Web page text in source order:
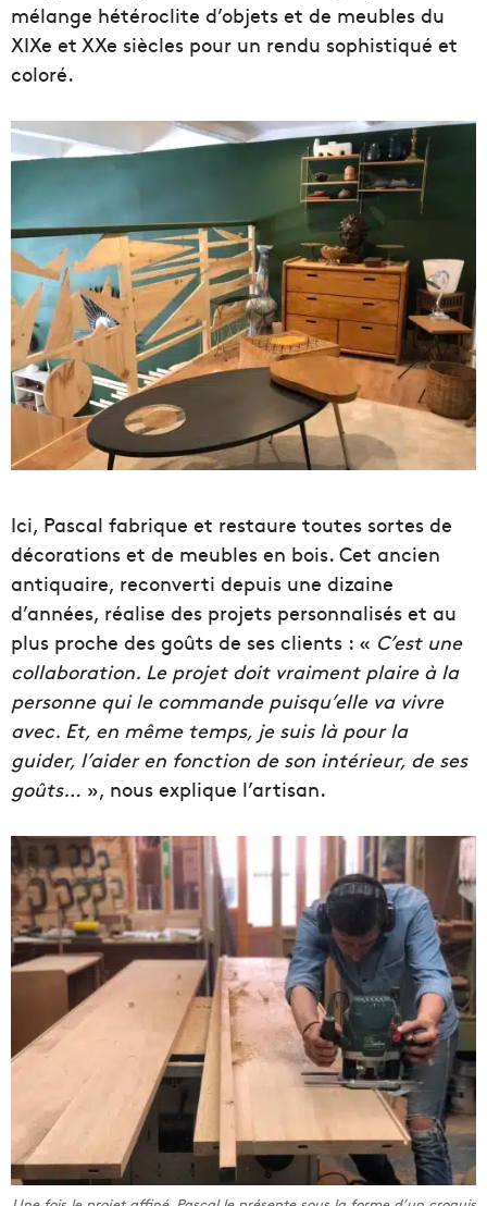
mélange hétéroclite d’objets et de meubles du
XIXe et XXe siècles pour un rendu sophistiqué et
coloré.
Ici, Pascal fabrique et restaure toutes sortes de
décorations et de meubles en bois. Cet ancien
antiquaire, reconverti depuis une dizaine
d’années, réalise des projets personnalisés et au
plus proche des goûts de ses clients : « C’est une
collaboration. Le projet doit vraiment plaire à la
personne qui le commande puisqu’elle va vivre
avec. Et, en même temps, je suis là pour la
guider, l’aider en fonction de son intérieur, de ses
goûts… », nous explique l’artisan.